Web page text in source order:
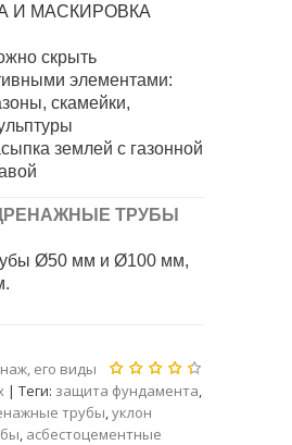
И МАСКИРОВКА
скрыть
элементами:
скамейки,
землей с газонной
ТРУБЫ
Ø50 мм и Ø100 мм,
его виды
| Теги: защита фундамента,
трубы,уклон
, асбестоцементные